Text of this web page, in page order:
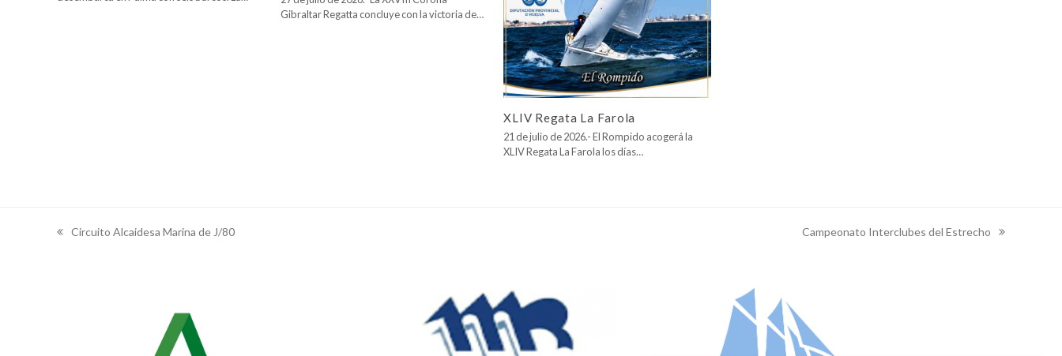
Gibraltar Regatta concluye con la victoria de…
XLIV Regata La Farola
21 de julio de 2026.- El Rompido acogerá la
XLIV Regata La Farola los días…
previous
Circuito Alcaidesa Marina de J/80
next
Campeonato Interclubes del Estrecho